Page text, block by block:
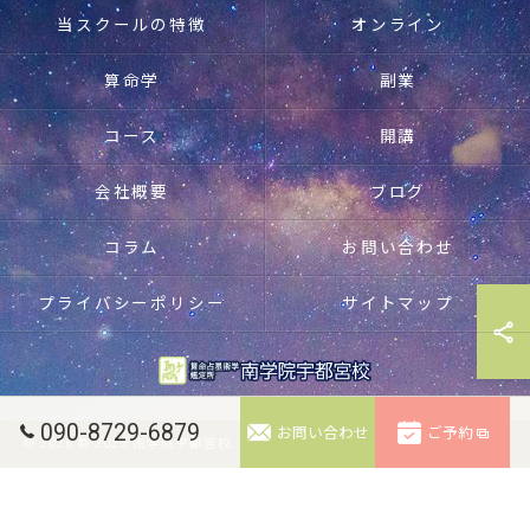
090-8729-6879 お問い合わせ ご予約
当スクールの特徴 オンライン
算命学 副業
コース 開講
会社概要 ブログ
コラム お問い合わせ
プライバシーポリシー サイトマップ
© 2026 © 2025 南学院宇都宮校. 無断転載禁止。 ALL RIGHTS RESERVED.